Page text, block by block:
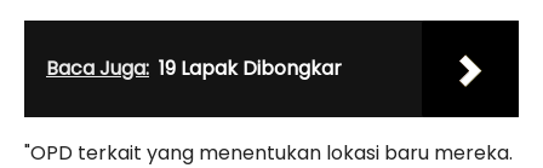
Baca Juga: 19 Lapak Dibongkar
"OPD terkait yang menentukan lokasi baru mereka.